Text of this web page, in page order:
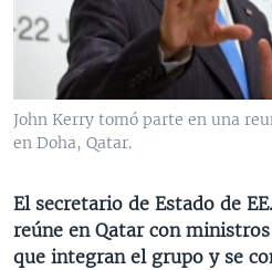
VENEZUELA
BRASIL
NICARAGUA
ECONOMÍA
ENTRETENIMIENTO Y
TECNOLOGÍA
DEPORTES
MULTIMEDIA
VIDEOS
FOTOGRAFÍA
AUDIOS
PROGRAMAS TV
EL MUNDO AL DÍA
FORO INTERAMERICANO
LAS CLAVES
PANORAMA
RADIO
AVANCE INFORMATIVO
BUENOS DÍAS AMÉRICA
ESTADOS UNIDOS AL DÍA
DIRECT
Learning English
John Kerry tomó parte en una
en Doha, Qatar.
El secretario de Estado de
reúne en Qatar con
que integran el grupo y se